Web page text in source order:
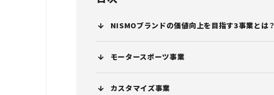
NISMOブランドの価値向上を目指す3事業とは？
モータースポーツ事業
カスタマイズ事業